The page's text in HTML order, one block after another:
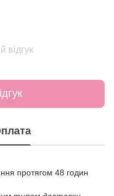
відгук
протягом 48 годин